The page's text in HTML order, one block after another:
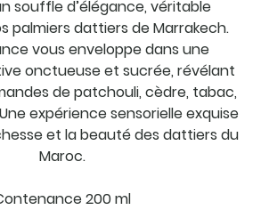
souffle d’élégance, véritable
palmiers dattiers de Marrakech.
vous enveloppe dans une
onctueuse et sucrée, révélant
de patchouli, cèdre, tabac,
expérience sensorielle exquise
et la beauté des dattiers du
Maroc.
200 ml